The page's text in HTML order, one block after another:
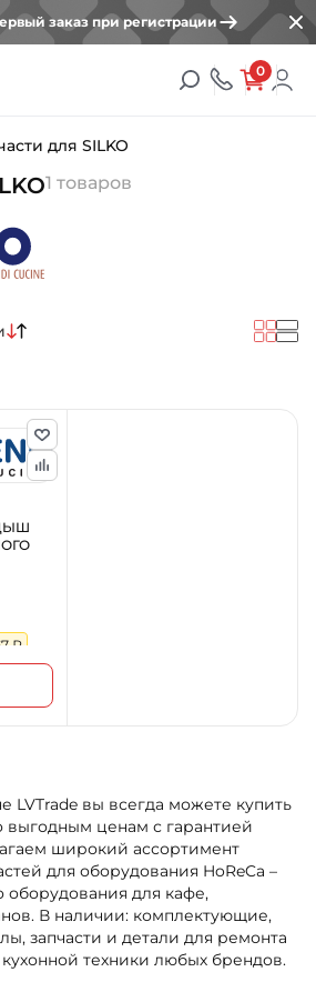
заказ при регистрации
0
для SILKO
1 товаров
₽
LVTrade вы всегда можете купить
выгодным ценам с гарантией
широкий ассортимент
для оборудования HoReCa –
оборудования для кафе,
В наличии: комплектующие,
запчасти и детали для ремонта
техники любых брендов.